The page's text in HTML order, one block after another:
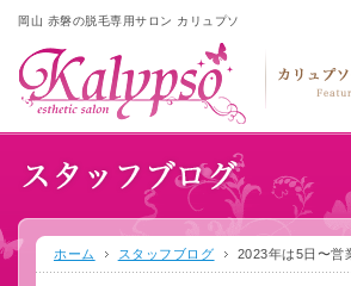
岡山 赤磐の脱毛専用サロン カリュプソ
ホーム スタッフブログ 2023年は5日〜営